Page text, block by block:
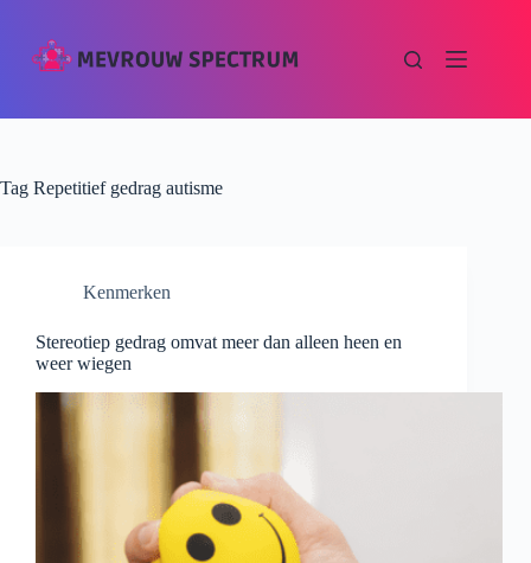
Tag Repetitief gedrag autisme
Kenmerken
Stereotiep gedrag omvat meer dan alleen heen en
weer wiegen